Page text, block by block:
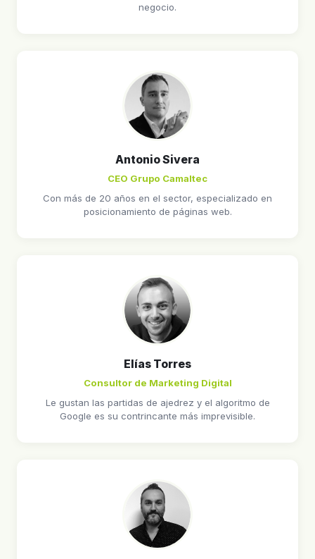
negocio.
Antonio Sivera
CEO Grupo Camaltec
Con más de 20 años en el sector, especializado en
posicionamiento de páginas web.
Elías Torres
Consultor de Marketing Digital
Le gustan las partidas de ajedrez y el algoritmo de
Google es su contrincante más imprevisible.